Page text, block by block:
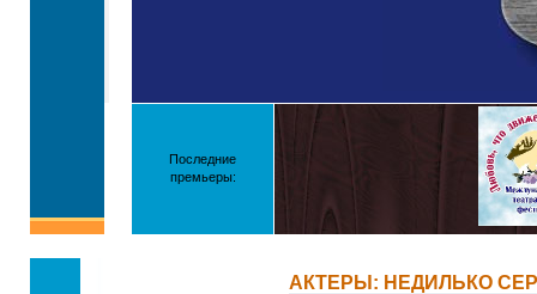
Последние
премьеры:
АКТЕРЫ: НЕДИЛЬКО